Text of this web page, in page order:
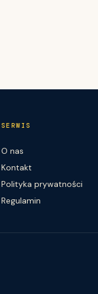
SERWIS
O nas
Kontakt
Polityka prywatności
Regulamin